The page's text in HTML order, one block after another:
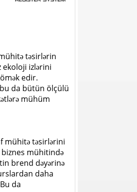
təsirlərin
ekoloji izlərini
edir.
da bütün ölçülü
mühüm
mühitə təsirlərini
biznes mühitində
brend dəyərinə
daha
da